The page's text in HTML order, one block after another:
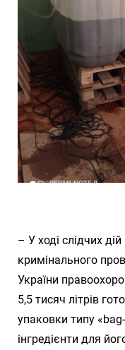
– У ході слідчих
кримінального
України
5,5 тисяч літрів
упаковки типу
інгредієнти для